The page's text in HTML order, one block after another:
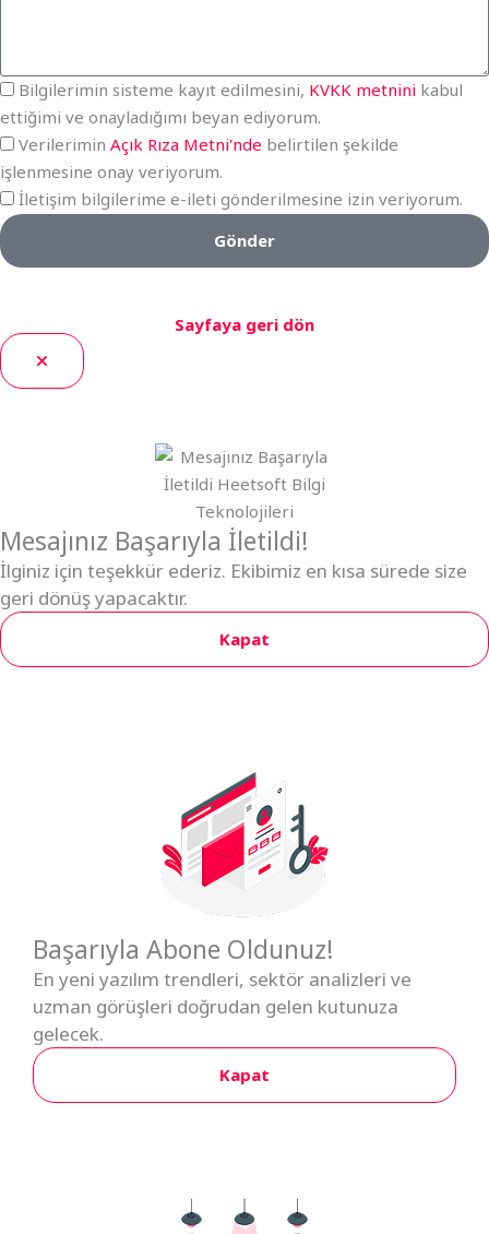
Bilgilerimin sisteme kayıt edilmesini, KVKK metnini kabul
ettiğimi ve onayladığımı beyan ediyorum.
Verilerimin Açık Rıza Metni'nde belirtilen şekilde
işlenmesine onay veriyorum.
İletişim bilgilerime e-ileti gönderilmesine izin veriyorum.
Gönder
Sayfaya geri dön
Mesajınız Başarıyla İletildi!
İlginiz için teşekkür ederiz. Ekibimiz en kısa sürede size
geri dönüş yapacaktır.
Kapat
Başarıyla Abone Oldunuz!
En yeni yazılım trendleri, sektör analizleri ve
uzman görüşleri doğrudan gelen kutunuza
gelecek.
Kapat